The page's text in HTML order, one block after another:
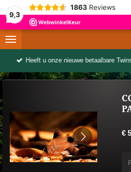
9,3
1863 Reviews
Heeft u onze nieuwe betaalbare
€